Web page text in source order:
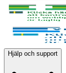
Hjälp och support